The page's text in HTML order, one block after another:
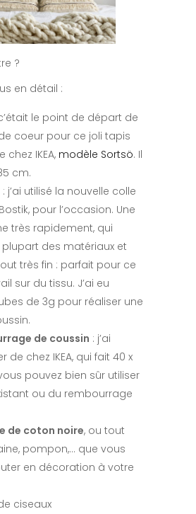
?
en détail :
le point de départ de
coeur pour ce joli tapis
IKEA, modèle Sortsö. Il
cm.
: j’ai utilisé la nouvelle colle
pour l’occasion. Une
très rapidement, qui
des matériaux et
très fin : parfait pour ce
sur du tissu. J’ai eu
de 3g pour réaliser une
de coussin : j’ai
de chez IKEA, qui fait 40 x
pouvez bien sûr utiliser
ou du rembourrage
de coton noire, ou tout
pompon,… que vous
en décoration à votre
ciseaux